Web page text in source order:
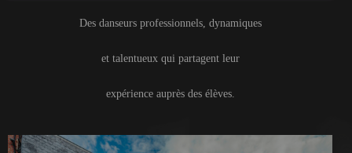
Des danseurs professionnels, dynamiques
et talentueux qui partagent leur
expérience auprès des élèves.